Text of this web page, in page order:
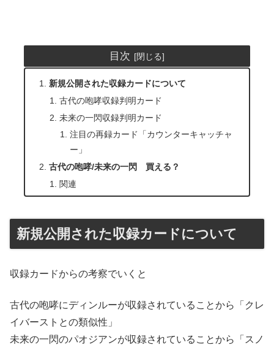
目次
新規公開された収録カードについて
古代の咆哮収録判明カード
未来の一閃収録判明カード
注目の再録カード「カウンターキャッチャ
ー」
古代の咆哮/未来の一閃 買える？
関連
新規公開された収録カードについて
収録カードからの考察でいくと
古代の咆哮にディンルーが収録されていることから「クレ
イバーストとの類似性」
未来の一閃のパオジアンが収録されていることから「スノ